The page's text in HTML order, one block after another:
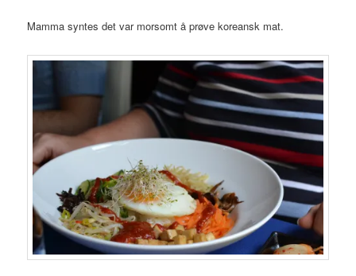
Mamma syntes det var morsomt å prøve koreansk mat.